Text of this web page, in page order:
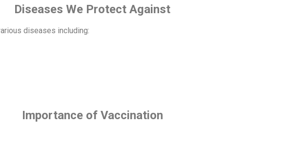
Diseases We Protect Against
diseases including:
Importance of Vaccination